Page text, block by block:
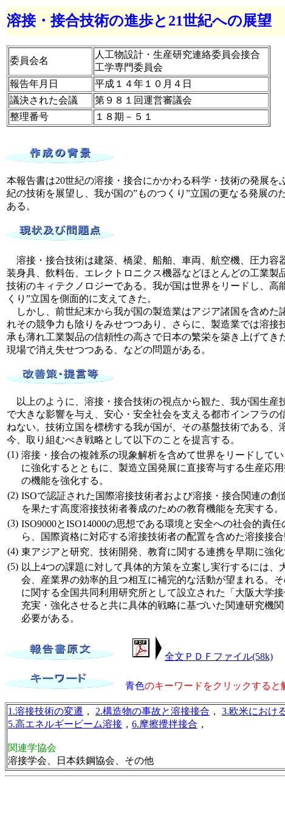
溶接・接合技術の進歩と21世紀への展望
委員会名
人工物設計・生産研究連絡委員会接合
工学専門委員会
報告年月日
平成１４年１０月４日
議決された会議
第９８１回運営審議会
整理番号
１８期－５１
本報告書は20世紀の溶接・接合にかかわる科学・技術の発展を
紀の技術を展望し、我が国の”ものつくり”立国の更なる発展の
ある。
溶接・接合技術は建築、橋梁、船舶、車両、航空機、圧力容
装身具、飲料缶、エレクトロニクス機器などほとんどの工業製
技術のキィテクノロジーである。我が国は世界をリードし、高
くり”立国を側面的に支えてきた。
しかし、前世紀末から我が国の製造業はアジア諸国を含めた
れその競争力も陰りをみせつつあり、さらに、製造業では溶接
承も薄れ工業製品の信頼性の高さで日本の繁栄を築き上げてき
現場で消え失せつつある、などの問題がある。
以上のように、溶接・接合技術の視点から観た、我が国生産
で大きな影響を与え、安心・安全社会を支える都市インフラの
ねない。技術立国を標榜する我が国が、その基盤技術である、
今、取り組むべき戦略として以下のことを提言する。
(1) 溶接・接合の複雑系の現象解析を含めて世界をリードして
に強化するとともに、製造立国発展に直接寄与する生産応
の機能を強化する。
(2) ISOで認証された国際溶接技術者および溶接・接合関連の創
を果たす高度溶接技術者養成のための教育機能を充実する。
(3) ISO9000とISO14000の思想である環境と安全への社会的責
ら、国際資格に対応する溶接技術者の配置を含めた溶接接合
(4) 東アジアと研究、技術開発、教育に関する連携を早期に強化
(5) 以上4つの課題に対して具体的方策を立案し実行するには、
会、産業界の効率的且つ相互に補完的な活動が望まれる。
に関する全国共同利用研究所として設立された「大阪大学
充実・強化させると共に具体的戦略に基づいた関連研究機
必要がある。
全文ＰＤＦファイル(58k)
青色のキーワードをクリックすると
1.溶接技術の変遷 ， 2.構造物の事故と溶接接合 ， 3.欧米におけ
5.高エネルギービーム溶接 ， 6.摩擦攪拌接合 ，
関連学協会
溶接学会、日本鉄鋼協会、その他